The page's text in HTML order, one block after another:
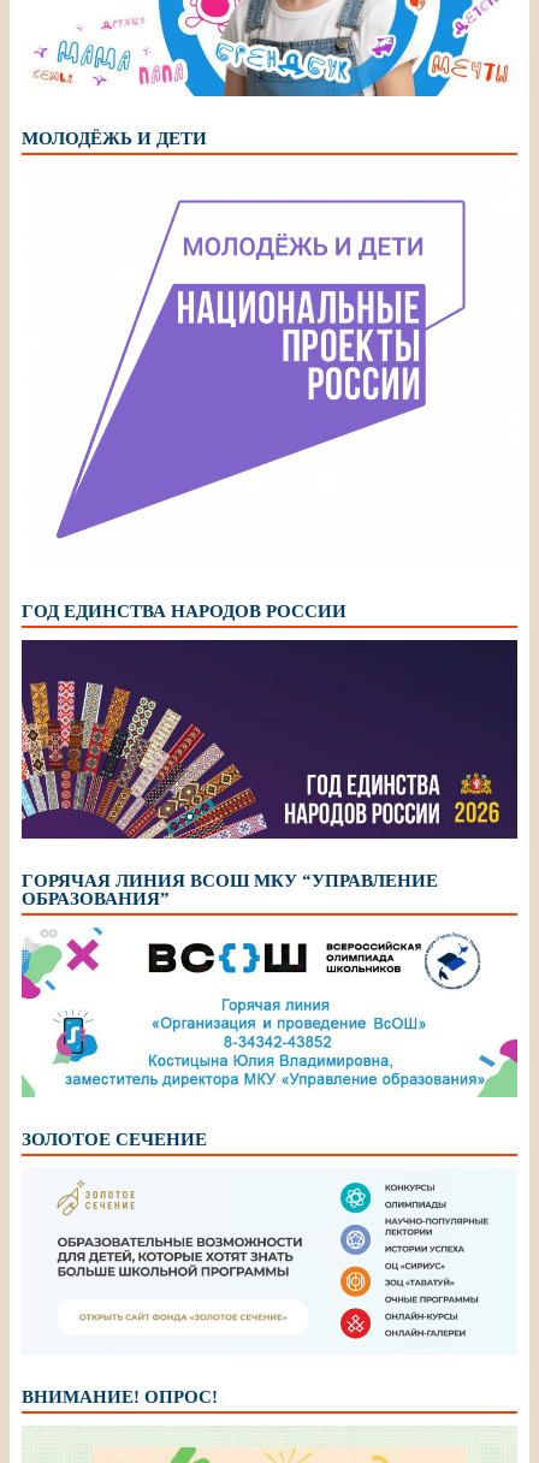
МОЛОДЁЖЬ И ДЕТИ
ГОД ЕДИНСТВА НАРОДОВ РОССИИ
ГОРЯЧАЯ ЛИНИЯ ВСОШ МКУ “УПРАВЛЕНИЕ
ОБРАЗОВАНИЯ”
ЗОЛОТОЕ СЕЧЕНИЕ
ВНИМАНИЕ! ОПРОС!